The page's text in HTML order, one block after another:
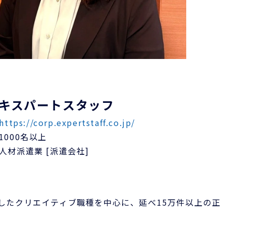
スパートスタッフ
https://corp.expertstaff.co.jp/
名以上
遣業 [派遣会社]
クリエイティブ職種を中心に、延べ15万件以上の正